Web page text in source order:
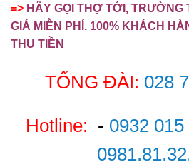
=> HÃY GỌI THỢ TỚI, TRƯỜNG
GIÁ MIỄN PHÍ. 100% KHÁCH
THU TIỀN
TỔNG ĐÀI: 028
Hotline: - 0932 015